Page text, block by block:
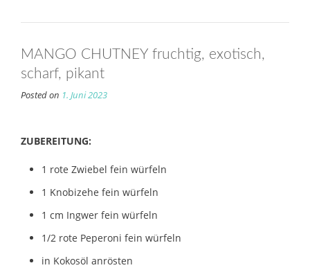
MANGO CHUTNEY fruchtig, exotisch,
scharf, pikant
Posted on 1. Juni 2023
ZUBEREITUNG:
1 rote Zwiebel fein würfeln
1 Knobizehe fein würfeln
1 cm Ingwer fein würfeln
1/2 rote Peperoni fein würfeln
in Kokosöl anrösten